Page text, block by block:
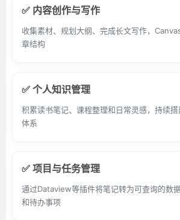
✅ 内容创作与写作
收集素材、规划大纲、完成长文写作，
章结构
✅ 个人知识管理
积累读书笔记、课程整理和日常灵感，持续
体系
✅ 项目与任务管理
通过Dataview等插件将笔记转为可查询的数
和待办事项